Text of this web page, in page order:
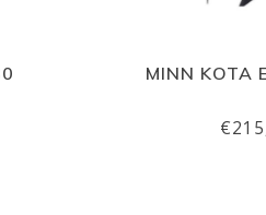
MINN KOTA